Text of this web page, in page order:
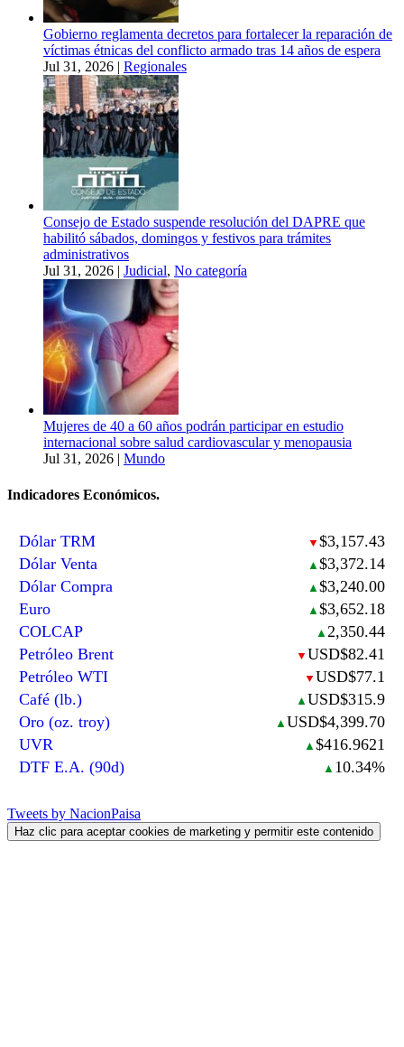
Gobierno reglamenta decretos para fortalecer la reparación de
víctimas étnicas del conflicto armado tras 14 años de espera
Jul 31, 2026 | Regionales
Consejo de Estado suspende resolución del DAPRE que
habilitó sábados, domingos y festivos para trámites
administrativos
Jul 31, 2026 | Judicial, No categoría
Mujeres de 40 a 60 años podrán participar en estudio
internacional sobre salud cardiovascular y menopausia
Jul 31, 2026 | Mundo
Indicadores Económicos.
Dólar TRM ▼ $3,157.43
Dólar Venta
▲ $3,372.14
Dólar Compra
▲ $3,240.00
Euro
▲ $3,652.18
COLCAP
▲ 2,350.44
Petróleo Brent
▼ USD$82.41
Petróleo WTI
▼ USD$77.1
Café (lb.)
▲ USD$315.9
Oro (oz. troy)
▲ USD$4,399.70
UVR
▲ $416.9621
DTF E.A. (90d)
▲ 10.34%
Tweets by NacionPaisa
Haz clic para aceptar cookies de marketing y permitir este contenido